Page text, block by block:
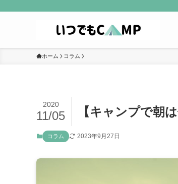
ホーム コラム
【キャンプで朝
2020
11/05
コラム 2023年9月27日